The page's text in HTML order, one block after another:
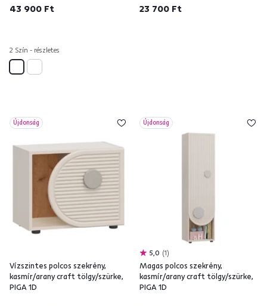
43 900 Ft
2 Szín - részletes
23 700 Ft
Újdonság
Vízszintes polcos szekrény,
kasmír/arany craft tölgy/szürke,
PIGA 1D
Újdonság
5,0 1
Magas polcos szekrény,
kasmír/arany craft tölgy/szürke,
PIGA 1D